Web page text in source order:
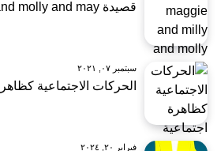
قصيدة maggie and milly and molly and may
سبتمبر ٠٧, ٢٠٢١
الحركات الاجتماعية
فبراير ٢٠, ٢٠٢٤